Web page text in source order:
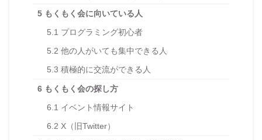
5 もくもく会に向いている人
5.1 プログラミング初心者
5.2 他の人がいても集中できる人
5.3 積極的に交流ができる人
6 もくもく会の探し方
6.1 イベント情報サイト
6.2 X（旧Twitter）